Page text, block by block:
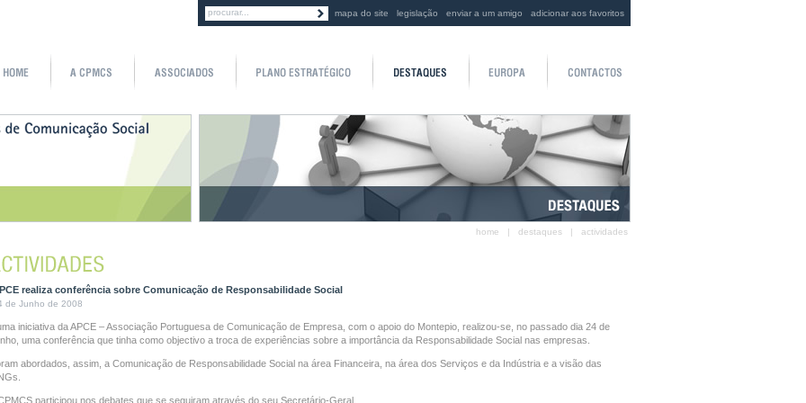
mapa do site legislação enviar a um amigo adicionar aos favoritos
home | destaques | actividades
realiza conferência sobre Comunicação de Responsabilidade Social
de Junho de 2008
iniciativa da APCE – Associação Portuguesa de Comunicação de Empresa, com o apoio do Montepio, realizou-se, no passado dia 24 de
uma conferência que tinha como objectivo a troca de experiências sobre a importância da Responsabilidade Social nas empresas.
abordados, assim, a Comunicação de Responsabilidade Social na área Financeira, na área dos Serviços e da Indústria e a visão das
participou nos debates que se seguiram através do seu Secretário-Geral.